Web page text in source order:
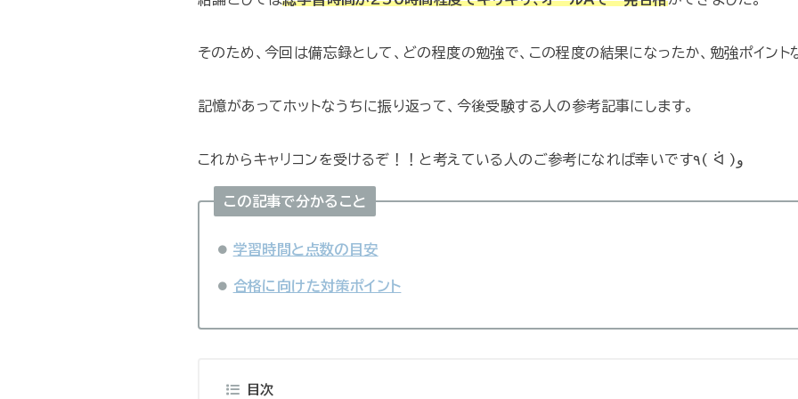
そのため、今回は備忘録として、どの程度の勉強で、この程度の結果になったか、勉強ポイント
記憶があってホットなうちに振り返って、今後受験する人の参考記事にします。
これからキャリコンを受けるぞ！！と考えている人のご参考になれば幸いです٩( ᐛ )و
この記事で分かること
学習時間と点数の目安
合格に向けた対策ポイント
目次